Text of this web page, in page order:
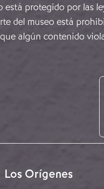
está protegido por las
del museo está
algún contenido
Los Orígenes